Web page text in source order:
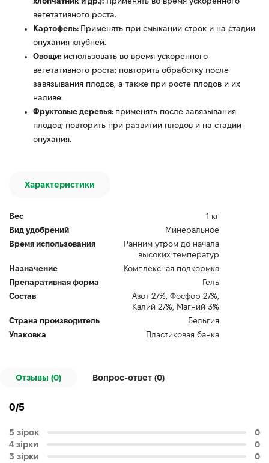
вегетативного роста.
Картофель: Применять при смыкании строк и на стадии
опухания клубней.
Овощи: использовать во время ускоренного
вегетативного роста; повторить обработку после
завязывания плодов, а также при росте плодов и их
наливе.
Фруктовые деревья: применять после завязывания
плодов; повторить при развитии плодов и на стадии
опухания.
Характеристики
Вес
1 кг
Вид удобрений
Минеральное
Время использования
Ранним утром до начала
высоких температур
Назначение
Комплексная подкормка
Препаративная форма
Гель
Состав
Азот 27%, Фосфор 27%,
Калий 27%, Магний 3%
Страна производитель
Бельгия
Упаковка
Пластиковая банка
Отзывы (0) Вопрос-ответ (0)
0/5
5 зірок
0
4 зірки
0
3 зірки
0